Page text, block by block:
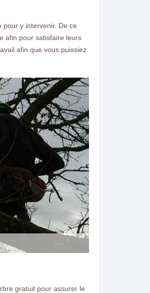
pour y intervenir. De ce
afin pour satisfaire leurs
afin que vous puissiez
gratuit pour assurer le